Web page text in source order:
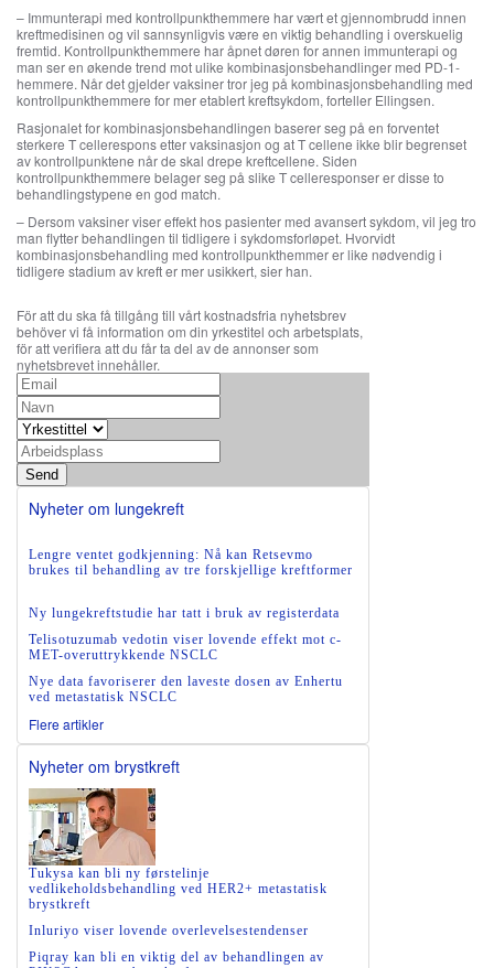
– Immunterapi med kontrollpunkthemmere har vært et gjennombrudd innen
kreftmedisinen og vil sannsynligvis være en viktig behandling i overskuelig
fremtid. Kontrollpunkthemmere har åpnet døren for annen immunterapi og
man ser en økende trend mot ulike kombinasjonsbehandlinger med PD-1-
hemmere. Når det gjelder vaksiner tror jeg på kombinasjonsbehandling med
kontrollpunkthemmere for mer etablert kreftsykdom, forteller Ellingsen.
Rasjonalet for kombinasjonsbehandlingen baserer seg på en forventet
sterkere T cellerespons etter vaksinasjon og at T cellene ikke blir begrenset
av kontrollpunktene når de skal drepe kreftcellene. Siden
kontrollpunkthemmere belager seg på slike T celleresponser er disse to
behandlingstypene en god match.
– Dersom vaksiner viser effekt hos pasienter med avansert sykdom, vil jeg tro
man flytter behandlingen til tidligere i sykdomsforløpet. Hvorvidt
kombinasjonsbehandling med kontrollpunkthemmer er like nødvendig i
tidligere stadium av kreft er mer usikkert, sier han.
För att du ska få tillgång till vårt kostnadsfria nyhetsbrev
behöver vi få information om din yrkestitel och arbetsplats,
för att verifiera att du får ta del av de annonser som
nyhetsbrevet innehåller.
Send
Nyheter om lungekreft
Lengre ventet godkjenning: Nå kan Retsevmo
brukes til behandling av tre forskjellige kreftformer
Ny lungekreftstudie har tatt i bruk av registerdata
Telisotuzumab vedotin viser lovende effekt mot c-
MET-overuttrykkende NSCLC
Nye data favoriserer den laveste dosen av Enhertu
ved metastatisk NSCLC
Flere artikler
Nyheter om brystkreft
Tukysa kan bli ny førstelinje
vedlikeholdsbehandling ved HER2+ metastatisk
brystkreft
Inluriyo viser lovende overlevelsestendenser
Piqray kan bli en viktig del av behandlingen av